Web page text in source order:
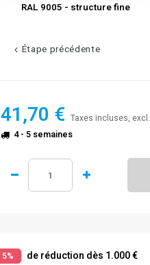
RAL 9005 - structure fine
Étape précédente
41,70 € Taxes incluses, excl.
4 - 5 semaines
5% de réduction dès 1.000 €